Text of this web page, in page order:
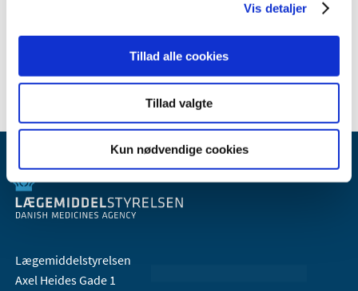
Vis detaljer
Tillad alle cookies
Tillad valgte
Kun nødvendige cookies
2006 (9)
Lægemiddelstyrelsen
Axel Heides Gade 1